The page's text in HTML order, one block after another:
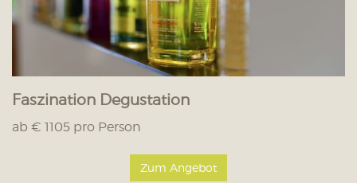
Faszination Degustation
ab € 1105 pro Person
Zum Angebot